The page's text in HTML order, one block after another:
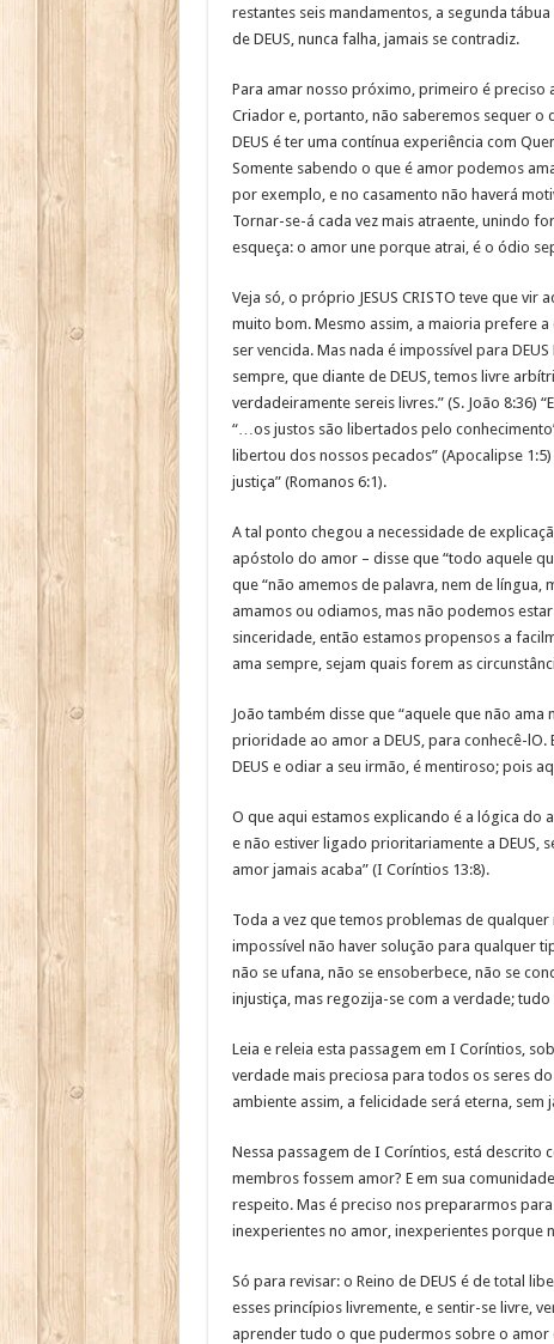
restantes seis mandamentos, a segunda
de DEUS, nunca falha, jamais se contradiz.
Para amar nosso próximo, primeiro é preciso
Criador e, portanto, não saberemos sequer o
DEUS é ter uma contínua experiência com
Somente sabendo o que é amor podemos
por exemplo, e no casamento não haverá
Tornar-se-á cada vez mais atraente, unindo
esqueça: o amor une porque atrai, é o ódio
Veja só, o próprio JESUS CRISTO teve que
muito bom. Mesmo assim, a maioria prefere
ser vencida. Mas nada é impossível para
sempre, que diante de DEUS, temos livre
verdadeiramente sereis livres.” (S. João 8:36)
“…os justos são libertados pelo
libertou dos nossos pecados” (Apocalipse
justiça” (Romanos 6:1).
A tal ponto chegou a necessidade de
apóstolo do amor – disse que “todo aquele
que “não amemos de palavra, nem de língua,
amamos ou odiamos, mas não podemos
sinceridade, então estamos propensos a
ama sempre, sejam quais forem as
João também disse que “aquele que não ama
prioridade ao amor a DEUS, para conhecê-lO.
DEUS e odiar a seu irmão, é mentiroso; pois
O que aqui estamos explicando é a lógica do
e não estiver ligado prioritariamente a DEUS,
amor jamais acaba” (I Coríntios 13:8).
Toda a vez que temos problemas de
impossível não haver solução para qualquer
não se ufana, não se ensoberbece, não se
injustiça, mas regozija-se com a verdade;
Leia e releia esta passagem em I Coríntios,
verdade mais preciosa para todos os seres
ambiente assim, a felicidade será eterna,
Nessa passagem de I Coríntios, está descrito
membros fossem amor? E em sua
respeito. Mas é preciso nos prepararmos
inexperientes no amor, inexperientes porque
Só para revisar: o Reino de DEUS é de total
esses princípios livremente, e sentir-se livre,
aprender tudo o que pudermos sobre o amor